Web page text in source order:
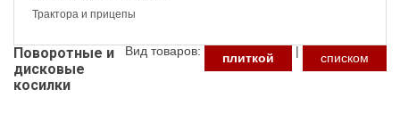
Трактора и прицепы
Вид товаров: плиткой | списком
Поворотные и
дисковые
косилки